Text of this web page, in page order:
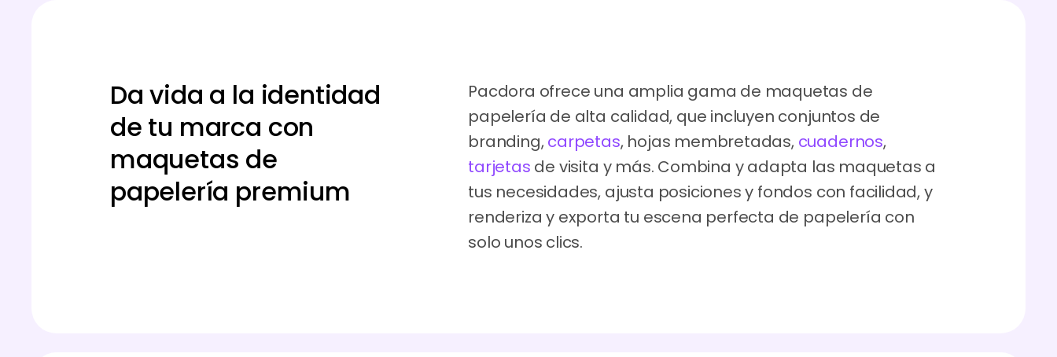
Da vida a la identidad
de tu marca con
maquetas de
papelería premium
Pacdora ofrece una amplia gama de maquetas de
papelería de alta calidad, que incluyen conjuntos de
branding,carpetas, hojas membretadas, cuadernos,
tarjetas de visita y más. Combina y adapta las maquetas a
tus necesidades, ajusta posiciones y fondos con facilidad, y
renderiza y exporta tu escena perfecta de papelería con
solo unos clics.